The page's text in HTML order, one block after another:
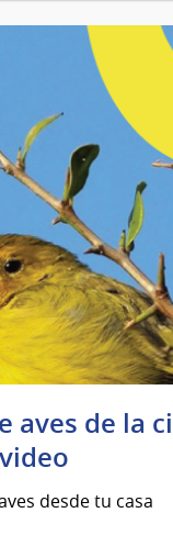
aves de la
desde tu casa